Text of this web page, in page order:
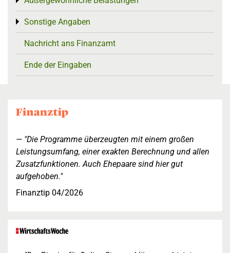
Sonstige Angaben
Toggle menu
Nachricht ans Finanzamt
Ende der Eingaben
"Die Programme überzeugten mit einem großen
Leistungsumfang, einer exakten Berechnung und allen
Zusatzfunktionen. Auch Ehepaare sind hier gut
aufgehoben."
Finanztip 04/2026